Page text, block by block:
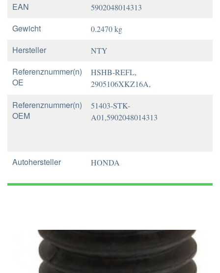
EAN 5902048014313
Gewicht 0.2470 kg
Hersteller NTY
Referenznummer(n)
OE
HSHB-REFL,
2905106XKZ16A,
Referenznummer(n)
OEM
51403-STK-
A01,5902048014313
Autohersteller HONDA